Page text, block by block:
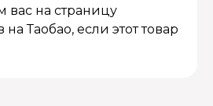
вас на страницу
Таобао, если этот товар